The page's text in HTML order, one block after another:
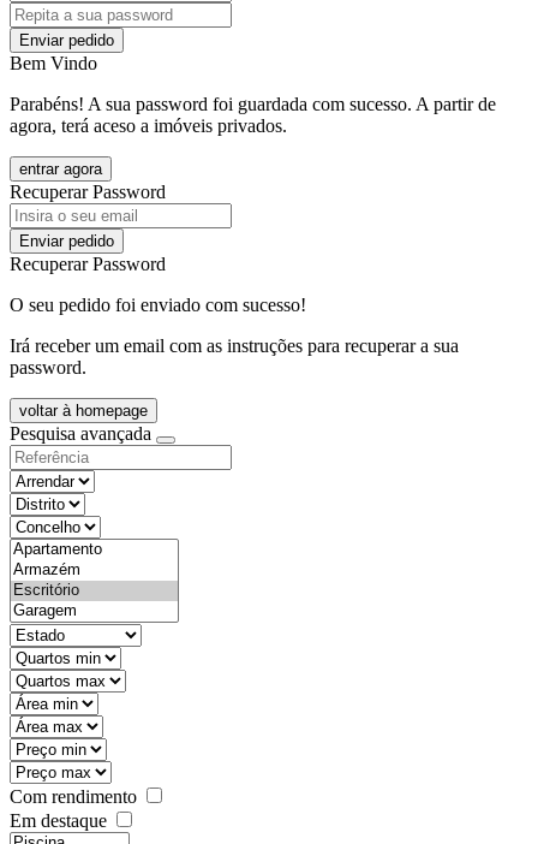
Enviar pedido
Bem Vindo
Parabéns! A sua password foi guardada com sucesso. A partir de
agora, terá aceso a imóveis privados.
entrar agora
Recuperar Password
Enviar pedido
Recuperar Password
O seu pedido foi enviado com sucesso!
Irá receber um email com as instruções para recuperar a sua
password.
voltar à homepage
Pesquisa avançada
objective
districtId
countyId
types
state
mintypo
maxtypo
minarea
maxarea
minprice
maxprice
Com rendimento
Em destaque